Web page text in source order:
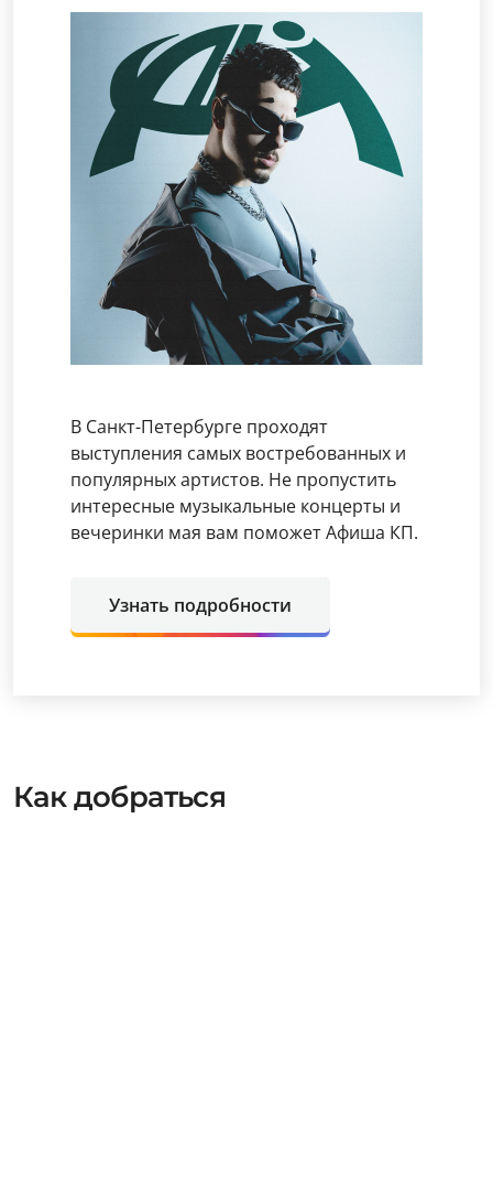
В Санкт-Петербурге проходят
выступления самых востребованных и
популярных артистов. Не пропустить
интересные музыкальные концерты и
вечеринки мая вам поможет Афиша КП.
Узнать подробности
Как добраться